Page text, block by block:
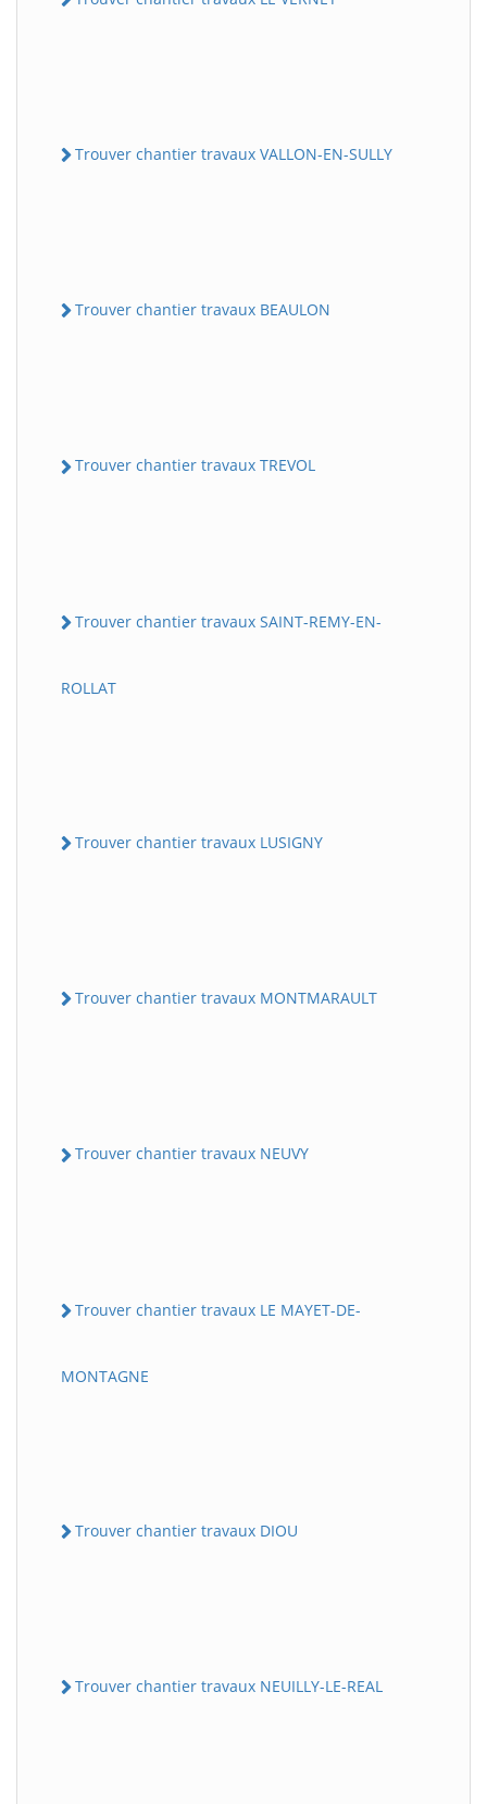
Trouver chantier travaux VALLON-EN-SULLY
Trouver chantier travaux BEAULON
Trouver chantier travaux TREVOL
Trouver chantier travaux SAINT-REMY-EN-
ROLLAT
Trouver chantier travaux LUSIGNY
Trouver chantier travaux MONTMARAULT
Trouver chantier travaux NEUVY
Trouver chantier travaux LE MAYET-DE-
MONTAGNE
Trouver chantier travaux DIOU
Trouver chantier travaux NEUILLY-LE-REAL